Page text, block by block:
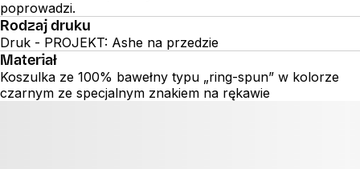
poprowadzi.
Rodzaj druku
Druk - PROJEKT: Ashe na przedzie
Materiał
Koszulka ze 100% bawełny typu „ring-spun” w kolorze
czarnym ze specjalnym znakiem na rękawie